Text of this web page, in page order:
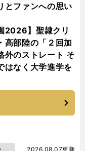
とファンへの思い
2026】聖隷クリ
高部陸の「２回加
外のストレート そ
はなく大学進学を
2026.08.07更新